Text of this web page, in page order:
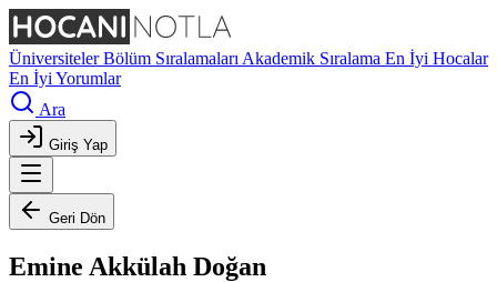
ÜniversitelerBölüm Sıralamaları Akademik Sıralama En İyi Hocalar
En İyi Yorumlar
Ara
Giriş Yap
Geri Dön
Emine Akkülah Doğan